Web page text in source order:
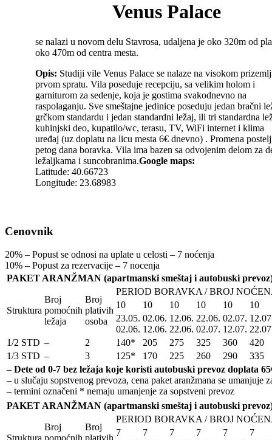
Venus Palace
se nalazi u novom delu Stavrosa, udaljena je oko 320m od
oko 470m od centra mesta.
Opis: Studiji vile Venus Palace se nalaze na visokom
prvom spratu. Vila poseduje recepciju, sa velikim holom i
garniturom za sedenje, koja je gostima svakodnevno na
raspolaganju. Sve smeštajne jedinice poseduju jedan bračni
grčkom standardu i jedan standardni ležaj, ili tri standardna
kuhinjski deo, kupatilo/wc, terasu, TV, WiFi internet i klima
uređaj (uz doplatu na licu mesta 6€ dnevno) . Promena
petog dana boravka. Vila ima bazen sa odvojenim delom za
ležaljkama i suncobranima.Google maps:
Latitude: 40.66723
Longitude: 23.68983
Cenovnik
20% – Popust se odnosi na uplate u celosti – 7 noćenja
10% – Popust za rezervacije – 7 nocenja
PAKET ARANŽMAN (apartmanski smeštaj i autobuski
Struktura
Broj
pomoćnih
ležaja
Broj
plativih
osoba
PERIOD BORAVKA / BROJ
10
10 10 10 10
10
23.05.
02.06.
02.06.
12.06.
12.06.
22.06.
22.06.
02.07.
02.07.
12.07.
1/2 STD – 2 140* 205 275 325 360
420
1/3 STD – 3 125* 170 225 260 290
335
– Dete od 0-7 bez ležaja koje koristi autobuski prevoz doplata
– u slučaju sopstvenog prevoza, cena paket aranžmana se umanjuje
– termini označeni * nemaju umanjenje za sopstveni prevoz
PAKET ARANŽMAN (apartmanski smeštaj i autobuski
Broj
Broj
PERIOD BORAVKA / BROJ
7
7 7 7 7
7